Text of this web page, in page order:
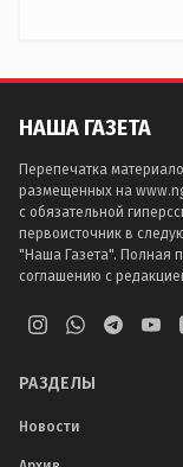
НАША ГАЗЕТА
Перепечатка
размещенных на
с обязательной
первоисточник в
"Наша Газета". Полная
соглашению с
РАЗДЕЛЫ
Новости